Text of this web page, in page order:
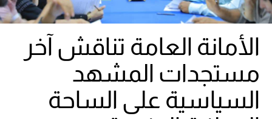
الأمانة العامة تناقش آخر
مستجدات المشهد
السياسية على الساحة